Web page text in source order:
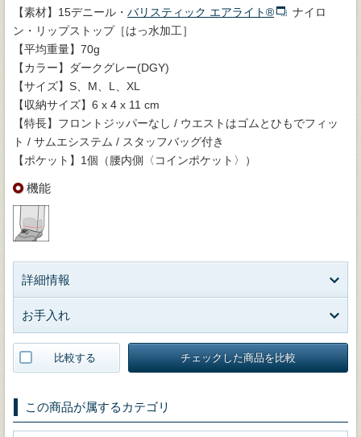
【素材】15デニール・ バリスティック エアライト®
ナイロ
ン・リップストップ［はっ水加工］
【平均重量】70g
【カラー】ダークグレー(DGY)
【サイズ】S、M、L、XL
【収納サイズ】6 x 4 x 11 cm
【特長】フロントジッパーなし / ウエストはゴムとひもでフィッ
ト / サムエシステム / スタッフバッグ付き
【ポケット】1個（腰内側〈コインポケット〉）
機能
詳細情報
お手入れ
比較する チェックした商品を比較
この商品が属するカテゴリ